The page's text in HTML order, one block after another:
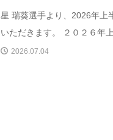
星 瑞葵選手より、2026年上
いただきます。 ２０２６年
2026.07.04